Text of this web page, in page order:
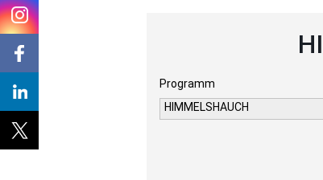
Programm
HIMMELSHAUCH